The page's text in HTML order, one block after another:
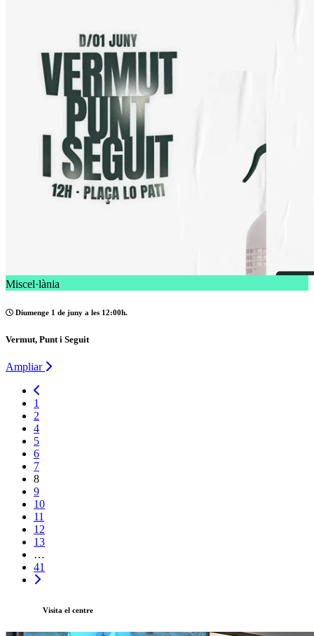
Miscel·lània
Diumenge 1 de juny a les 12:00h.
Vermut, Punt i Seguit
Ampliar
1
2
4
5
6
7
8
9
10
11
12
13
…
41
Visita el centre